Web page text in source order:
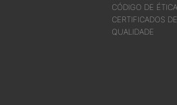
CÓDIGO DE ÉTICA
CERTIFICADOS DE
QUALIDADE